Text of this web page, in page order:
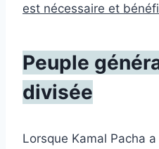
est nécessaire et
Peuple
divisée
Lorsque Kamal Pacha